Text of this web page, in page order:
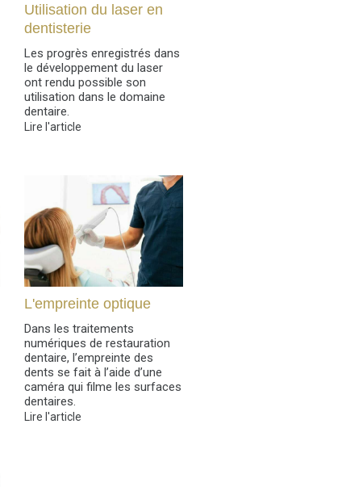
Utilisation du laser en
dentisterie
Les progrès enregistrés dans
le développement du laser
ont rendu possible son
utilisation dans le domaine
dentaire.
Lire l'article
L'empreinte optique
Dans les traitements
numériques de restauration
dentaire, l’empreinte des
dents se fait à l’aide d’une
caméra qui filme les surfaces
dentaires.
Lire l'article